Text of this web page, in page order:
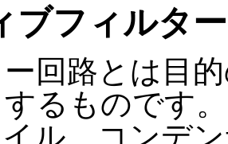
ブフィルター
回路とは目
るものです。
ル、コンデ